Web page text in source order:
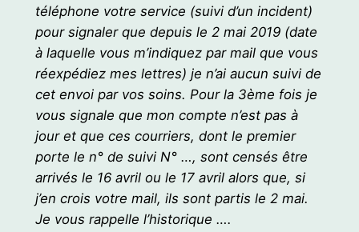
téléphone votre service (suivi d’un incident)
pour signaler que depuis le 2 mai 2019 (date
à laquelle vous m’indiquez par mail que vous
réexpédiez mes lettres) je n’ai aucun suivi de
cet envoi par vos soins. Pour la 3ème fois je
vous signale que mon compte n’est pas à
jour et que ces courriers, dont le premier
porte le n° de suivi N° …, sont censés être
arrivés le 16 avril ou le 17 avril alors que, si
j’en crois votre mail, ils sont partis le 2 mai.
Je vous rappelle l’historique ….